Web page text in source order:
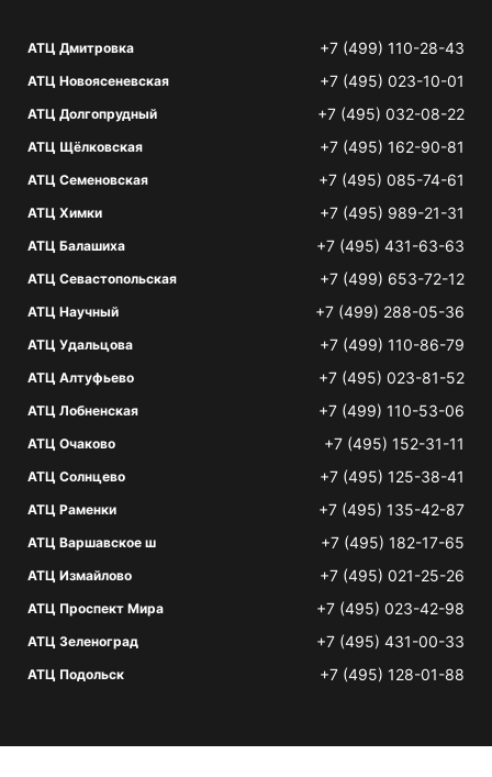
АТЦ Дмитровка +7 (499) 110-28-43
АТЦ Новоясеневская +7 (495) 023-10-01
АТЦ Долгопрудный +7 (495) 032-08-22
АТЦ Щёлковская +7 (495) 162-90-81
АТЦ Семеновская +7 (495) 085-74-61
АТЦ Химки +7 (495) 989-21-31
АТЦ Балашиха +7 (495) 431-63-63
АТЦ Севастопольская +7 (499) 653-72-12
АТЦ Научный +7 (499) 288-05-36
АТЦ Удальцова +7 (499) 110-86-79
АТЦ Алтуфьево +7 (495) 023-81-52
АТЦ Лобненская +7 (499) 110-53-06
АТЦ Очаково +7 (495) 152-31-11
АТЦ Солнцево +7 (495) 125-38-41
АТЦ Раменки +7 (495) 135-42-87
АТЦ Варшавское ш +7 (495) 182-17-65
АТЦ Измайлово +7 (495) 021-25-26
АТЦ Проспект Мира +7 (495) 023-42-98
АТЦ Зеленоград +7 (495) 431-00-33
АТЦ Подольск +7 (495) 128-01-88